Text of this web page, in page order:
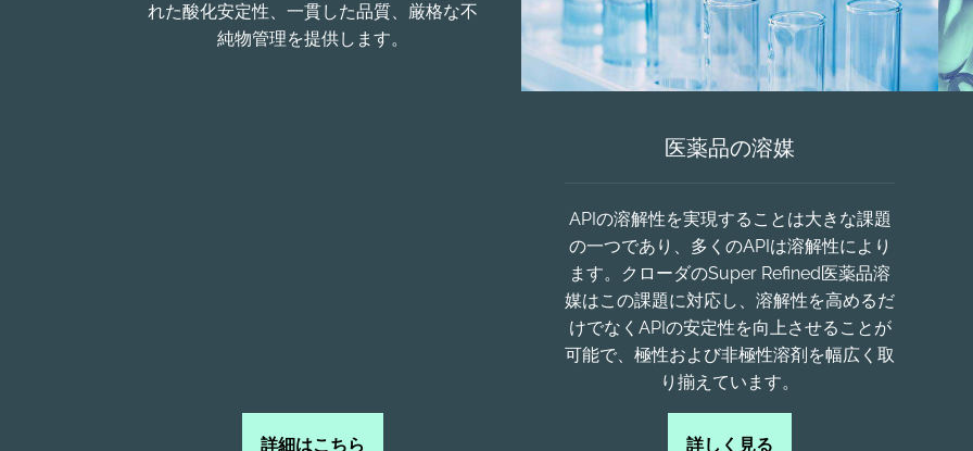
れた酸化安定性、一貫した品質、厳格な不
純物管理を提供します。
詳細はこちら
医薬品の溶媒
APIの溶解性を実現することは大きな課題
の一つであり、多くのAPIは溶解性により
ます。クローダのSuper Refined医薬品溶
媒はこの課題に対応し、溶解性を高めるだ
けでなくAPIの安定性を向上させることが
可能で、極性および非極性溶剤を幅広く取
り揃えています。
詳しく見る